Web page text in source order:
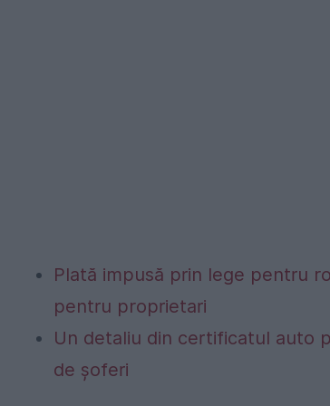
Plată impusă prin lege pentru
pentru proprietari
Un detaliu din certificatul auto
de șoferi